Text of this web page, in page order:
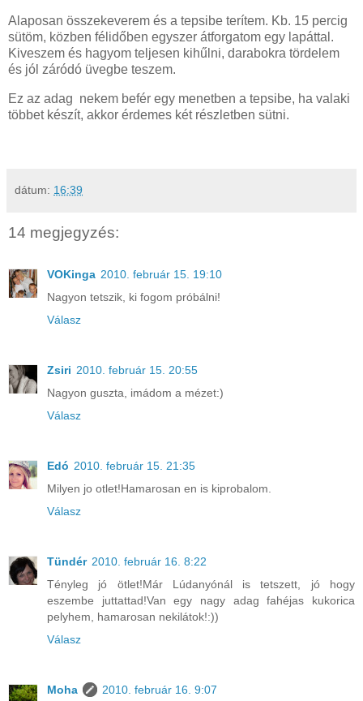
Alaposan összekeverem és a tepsibe terítem. Kb. 15 percig
sütöm, közben félidőben egyszer átforgatom egy lapáttal.
Kiveszem és hagyom teljesen kihűlni, darabokra tördelem
és jól záródó üvegbe teszem.
Ez az adag nekem befér egy menetben a tepsibe, ha valaki
többet készít, akkor érdemes két részletben sütni.
dátum: 16:39
14 megjegyzés:
VOKinga 2010. február 15. 19:10
Nagyon tetszik, ki fogom próbálni!
Válasz
Zsiri 2010. február 15. 20:55
Nagyon guszta, imádom a mézet:)
Válasz
Edó 2010. február 15. 21:35
Milyen jo otlet!Hamarosan en is kiprobalom.
Válasz
Tündér 2010. február 16. 8:22
Tényleg jó ötlet!Már Lúdanyónál is tetszett, jó hogy
eszembe juttattad!Van egy nagy adag fahéjas kukorica
pelyhem, hamarosan nekilátok!:))
Válasz
Moha
2010. február 16. 9:07